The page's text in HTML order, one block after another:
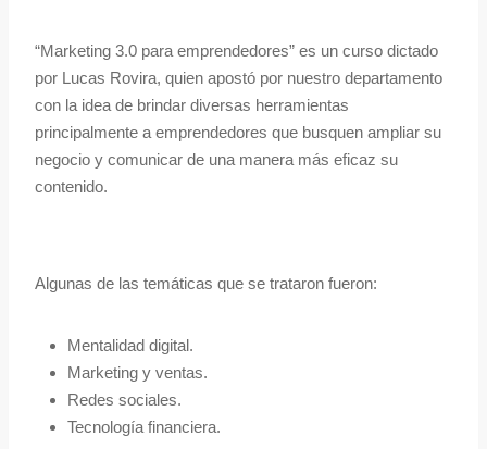
“Marketing 3.0 para emprendedores” es un curso dictado
por Lucas Rovira, quien apostó por nuestro departamento
con la idea de brindar diversas herramientas
principalmente a emprendedores que busquen ampliar su
negocio y comunicar de una manera más eficaz su
contenido.
Algunas de las temáticas que se trataron fueron:
Mentalidad digital.
Marketing y ventas.
Redes sociales.
Tecnología financiera.